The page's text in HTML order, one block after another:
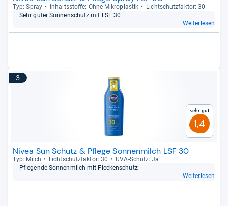
Typ: Spray Inhaltss­toffe: Ohne Mikro­plas­tik
Licht­schutz­fak­tor: 30
Sehr guter Son­nen­schutz mit LSF 30
Weiterlesen
3
Sehr gut
1,4
Nivea Sun Schutz & Pflege Sonnenmilch LSF 30
Typ: Milch Licht­schutz­fak­tor: 30
UVA-​Schutz: Ja
Pfle­gende Son­nen­milch mit Fle­cken­schutz
Weiterlesen